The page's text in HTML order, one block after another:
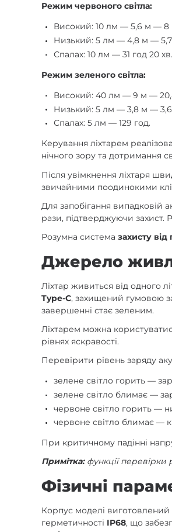
Режим червоного світла:
Високий: 10 лм — 5,6 м — 8
Низький: 5 лм — 4,8 м — 5,7
Спалах: 10 лм — 31 год 20 хв.
Режим зеленого світла:
Високий: 40 лм — 9 м —
Низький: 5 лм — 3,8 м — 3,6
Спалах: 5 лм — 129 год.
Керування ліхтарем
нічного зору та дотримання
Після увімкнення ліхтаря
звичайними поодинокими
Для запобігання випадковій
рази, підтверджуючи захист.
Розумна системазахисту від
Джерело
Ліхтар живиться від одного
Type-C, захищений гумовою
завершенні стає зеленим.
Ліхтарем можна
рівнях яскравості.
Перевірити рівень заряду
зелене світло горить —
зелене світло блимає —
червоне світло горить —
червоне світло блимає —
При критичному падінні
Примітка:функції перевірки
Фізичні
Корпус моделі виготовлений
герметичності IP68, що